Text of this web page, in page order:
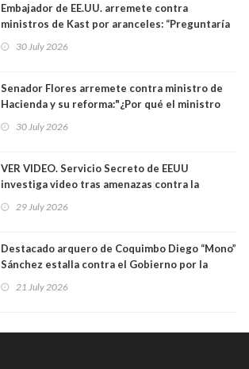
Embajador de EE.UU. arremete contra
ministros de Kast por aranceles: “Preguntaría
Yo diría que no”
30 July 2026
Senador Flores arremete contra ministro de
Hacienda y su reforma:"¿Por qué el ministro
más ricos, pasándole la aplanadora a los
30 July 2026
VER VIDEO. Servicio Secreto de EEUU
investiga video tras amenazas contra la
29 July 2026
Destacado arquero de Coquimbo Diego “Mono”
Sánchez estalla contra el Gobierno por la
contra ministro Poduje a quién trató de
21 July 2026